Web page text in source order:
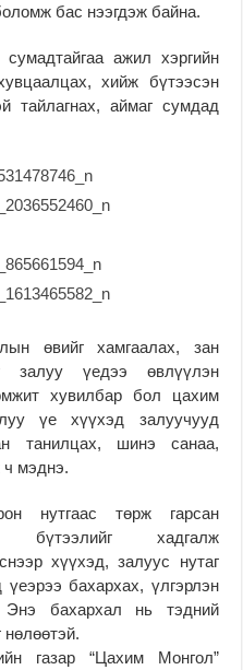
бас нээгдэж байна.
ажил хэргийн
хийж бүтээсэн
тайлагнах, аймаг сумдад
өвийг хамгаалах, зан
залуу үедээ өвлүүлэн
хувилбар бол цахим
үе хүүхэд залуучууд
танилцах, шинэ санаа,
ч мэднэ.
нутгаас төрж гарсан
бүтээлийг хадгалж
хүүхэд, залуус нутаг
бахархах, үлгэрлэн
Энэ бахархал нь тэдний
газар “Цахим Монгол”